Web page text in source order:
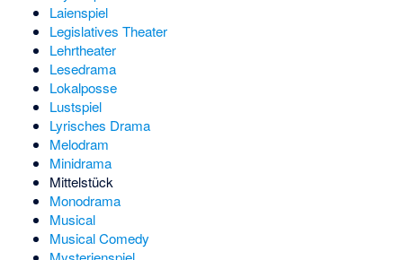
Laienspiel
Legislatives Theater
Lehrtheater
Lesedrama
Lokalposse
Lustspiel
Lyrisches Drama
Melodram
Minidrama
Mittelstück
Monodrama
Musical
Musical Comedy